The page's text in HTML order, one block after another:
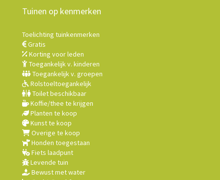
Tuinen op kenmerken
Toelichting tuinkenmerken
Gratis
Korting voor leden
Toegankelijk v. kinderen
Toegankelijk v. groepen
Rolstoeltoegankelijk
Toilet beschikbaar
Koffie/thee te krijgen
Planten te koop
Kunst te koop
Overige te koop
Honden toegestaan
Fiets laadpunt
Levende tuin
Bewust met water